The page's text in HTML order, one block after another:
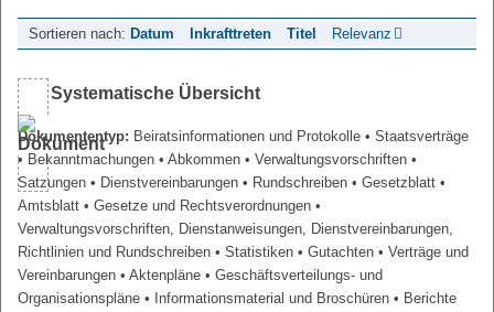
Sortieren nach: Datum Inkrafttreten Titel Relevanz
Systematische Übersicht
Dokumententyp: Beiratsinformationen und Protokolle • Staatsverträge
• Bekanntmachungen • Abkommen • Verwaltungsvorschriften •
Satzungen • Dienstvereinbarungen • Rundschreiben • Gesetzblatt •
Amtsblatt • Gesetze und Rechtsverordnungen •
Verwaltungsvorschriften, Dienstanweisungen, Dienstvereinbarungen,
Richtlinien und Rundschreiben • Statistiken • Gutachten • Verträge und
Vereinbarungen • Aktenpläne • Geschäftsverteilungs- und
Organisationspläne • Informationsmaterial und Broschüren • Berichte